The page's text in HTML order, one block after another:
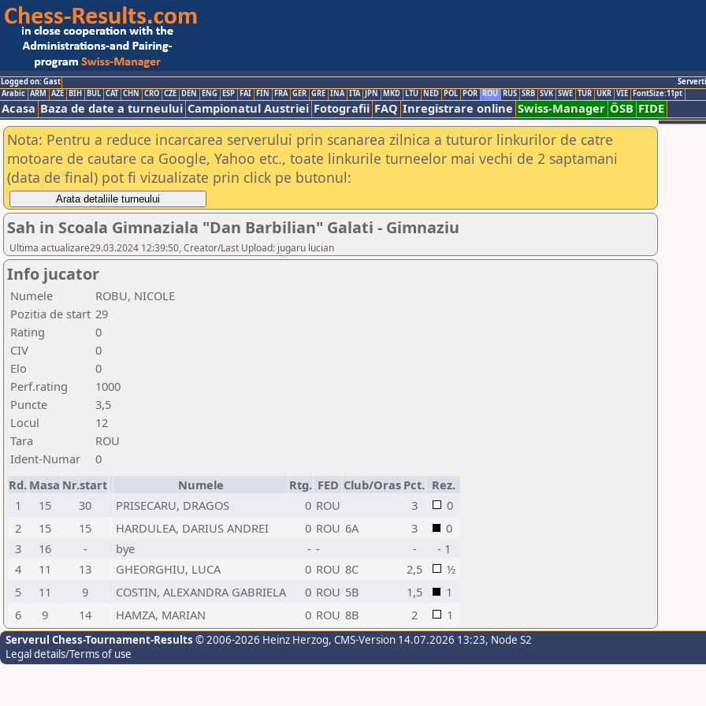
Logged on: Gast
Arabic ARM AZE BIH BUL CAT CHN CRO CZE DEN ENG ESP FAI FIN FRA GER GRE INA ITA JPN MKD LTU NED POL POR ROU RUS SRB SVK SWE TUR UKR VIE FontSize:11pt
Acasa Baza de date a turneului Campionatul Austriei Fotografii FAQ Inregistrare online Swiss-Manager ÖSB FIDE
Nota: Pentru a reduce incarcarea serverului prin scanarea zilnica a tuturor linkurilor de catre
motoare de cautare ca Google, Yahoo etc., toate linkurile turneelor mai vechi de 2 saptamani
(data de final) pot fi vizualizate prin click pe butonul:
Sah in Scoala Gimnaziala "Dan Barbilian" Galati - Gimnaziu
Ultima actualizare29.03.2024 12:39:50, Creator/Last Upload: jugaru lucian
Info jucator
Numele
ROBU, NICOLE
Pozitia de start 29
Rating
0
CIV
0
Elo
0
Perf.rating
1000
Puncte
3,5
Locul
12
Tara
ROU
Ident-Numar
0
Rd. Masa Nr.start Numele Rtg. FED Club/Oras Pct. Rez.
1
15 30 PRISECARU, DRAGOS 0 ROU 3
0
2
15 15 HARDULEA, DARIUS ANDREI 0 ROU 6A 3
0
3
16 - bye - - -
- 1
4
11 13 GHEORGHIU, LUCA 0 ROU 8C 2,5
½
5
11 9 COSTIN, ALEXANDRA GABRIELA 0 ROU 5B 1,5
1
6
9 14 HAMZA, MARIAN 0 ROU 8B 2 1
Serverul Chess-Tournament-Results © 2006-2026 Heinz Herzog, CMS-Version 14.07.2026 13:23, Node S2
Legal details/Terms of use